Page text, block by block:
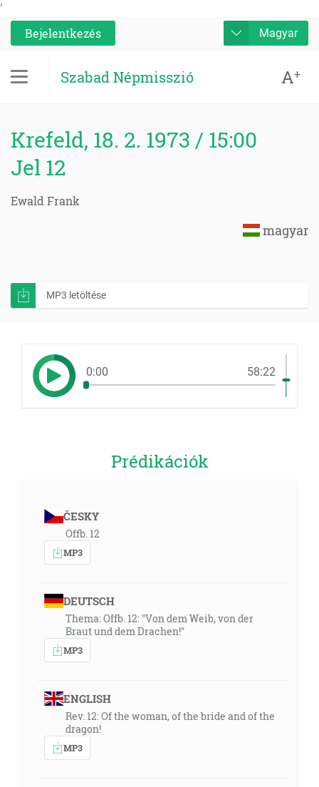
'
Bejelentkezés
Magyar
Szabad Népmisszió A+
Krefeld, 18. 2. 1973 / 15:00
Jel 12
Ewald Frank
magyar
MP3 letöltése
0:00 58:22
Prédikációk
ČESKY
Offb. 12
MP3
DEUTSCH
Thema: Offb. 12: "Von dem Weib, von der
Braut und dem Drachen!"
MP3
ENGLISH
Rev. 12: Of the woman, of the bride and of the
dragon!
MP3